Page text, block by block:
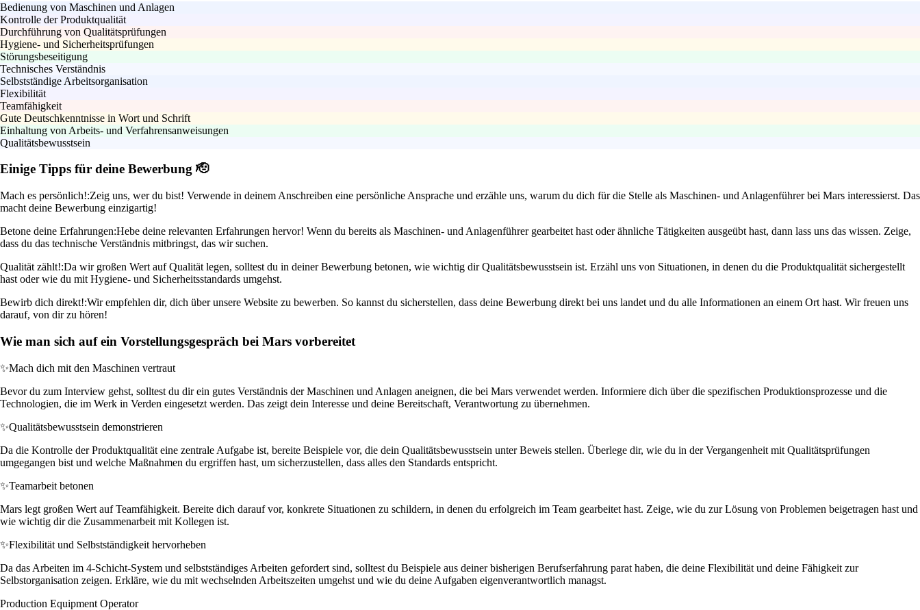
Bedienung von Maschinen und Anlagen
Kontrolle der Produktqualität
Durchführung von Qualitätsprüfungen
Hygiene- und Sicherheitsprüfungen
Störungsbeseitigung
Technisches Verständnis
Selbstständige Arbeitsorganisation
Flexibilität
Teamfähigkeit
Gute Deutschkenntnisse in Wort und Schrift
Einhaltung von Arbeits- und Verfahrensanweisungen
Qualitätsbewusstsein
Einige Tipps für deine Bewerbung 🫡
Mach es persönlich!:Zeig uns, wer du bist! Verwende in deinem Anschreiben eine persönliche Ansprache und erzähle uns, warum du dich für die Stelle als Maschinen- und Anlagenführer bei Mars interessierst. Das
macht deine Bewerbung einzigartig!
Betone deine Erfahrungen:Hebe deine relevanten Erfahrungen hervor! Wenn du bereits als Maschinen- und Anlagenführer gearbeitet hast oder ähnliche Tätigkeiten ausgeübt hast, dann lass uns das wissen. Zeige,
dass du das technische Verständnis mitbringst, das wir suchen.
Qualität zählt!:Da wir großen Wert auf Qualität legen, solltest du in deiner Bewerbung betonen, wie wichtig dir Qualitätsbewusstsein ist. Erzähl uns von Situationen, in denen du die Produktqualität sichergestellt
hast oder wie du mit Hygiene- und Sicherheitsstandards umgehst.
Bewirb dich direkt!:Wir empfehlen dir, dich über unsere Website zu bewerben. So kannst du sicherstellen, dass deine Bewerbung direkt bei uns landet und du alle Informationen an einem Ort hast. Wir freuen uns
darauf, von dir zu hören!
Wie man sich auf ein Vorstellungsgespräch bei Mars vorbereitet
✨Mach dich mit den Maschinen vertraut
Bevor du zum Interview gehst, solltest du dir ein gutes Verständnis der Maschinen und Anlagen aneignen, die bei Mars verwendet werden. Informiere dich über die spezifischen Produktionsprozesse und die
Technologien, die im Werk in Verden eingesetzt werden. Das zeigt dein Interesse und deine Bereitschaft, Verantwortung zu übernehmen.
✨Qualitätsbewusstsein demonstrieren
Da die Kontrolle der Produktqualität eine zentrale Aufgabe ist, bereite Beispiele vor, die dein Qualitätsbewusstsein unter Beweis stellen. Überlege dir, wie du in der Vergangenheit mit Qualitätsprüfungen
umgegangen bist und welche Maßnahmen du ergriffen hast, um sicherzustellen, dass alles den Standards entspricht.
✨Teamarbeit betonen
Mars legt großen Wert auf Teamfähigkeit. Bereite dich darauf vor, konkrete Situationen zu schildern, in denen du erfolgreich im Team gearbeitet hast. Zeige, wie du zur Lösung von Problemen beigetragen hast und
wie wichtig dir die Zusammenarbeit mit Kollegen ist.
✨Flexibilität und Selbstständigkeit hervorheben
Da das Arbeiten im 4-Schicht-System und selbstständiges Arbeiten gefordert sind, solltest du Beispiele aus deiner bisherigen Berufserfahrung parat haben, die deine Flexibilität und deine Fähigkeit zur
Selbstorganisation zeigen. Erkläre, wie du mit wechselnden Arbeitszeiten umgehst und wie du deine Aufgaben eigenverantwortlich managst.
Production Equipment Operator